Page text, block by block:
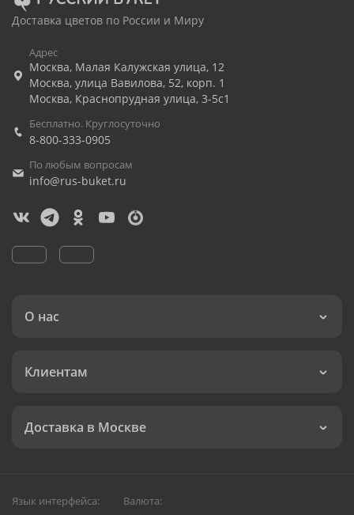
Доставка цветов по России и Миру
Адрес
Москва, Малая Калужская улица, 12
Москва, улица Вавилова, 52, корп. 1
Москва, Краснопрудная улица, 3-5с1
Бесплатно. Круглосуточно
8-800-333-0905
По любым вопросам
info@rus-buket.ru
О нас
Клиентам
Доставка в Москве
Язык интерфейса: Валюта: